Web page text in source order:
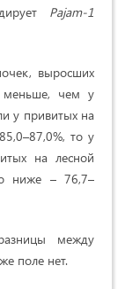
Pajam-1
выросших
меньше, чем у
у привитых на
то у
на лесной
ниже – 76,7–
между
поле нет.